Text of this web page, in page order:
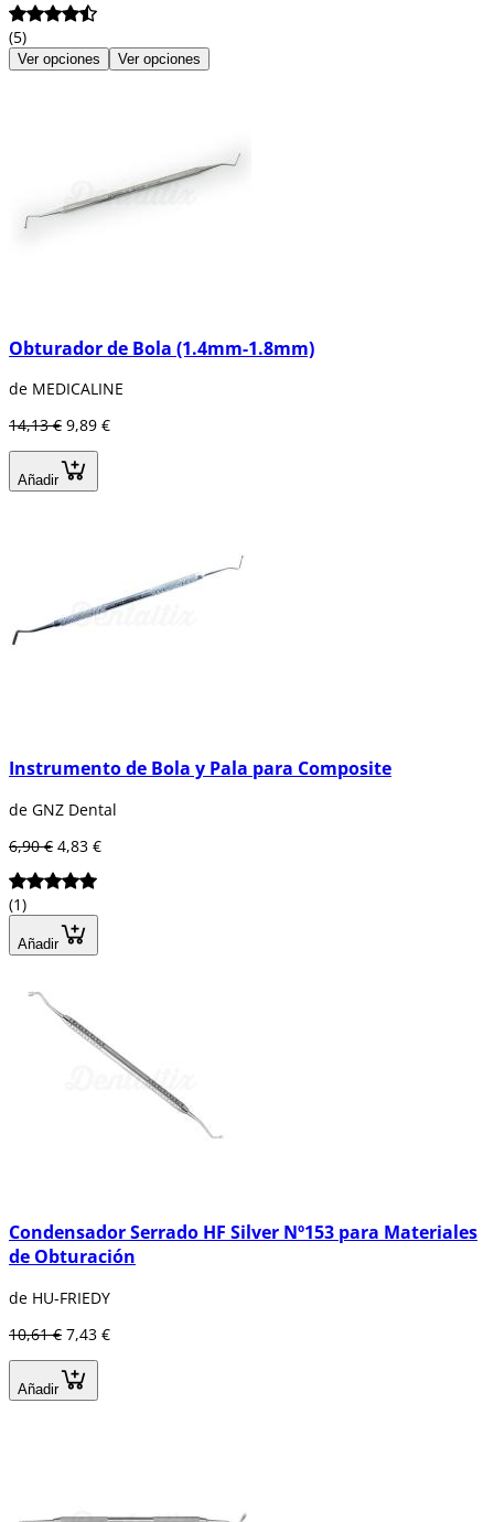
(5)
Ver opciones Ver opciones
Obturador de Bola (1.4mm-1.8mm)
de MEDICALINE
14,13 € 9,89 €
Añadir
Instrumento de Bola y Pala para Composite
de GNZ Dental
6,90 € 4,83 €
(1)
Añadir
Condensador Serrado HF Silver Nº153 para Materiales
de Obturación
de HU-FRIEDY
10,61 € 7,43 €
Añadir